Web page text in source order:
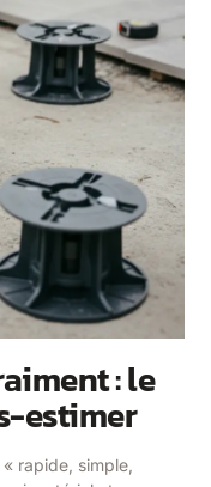
: le
estimer
rapide, simple,